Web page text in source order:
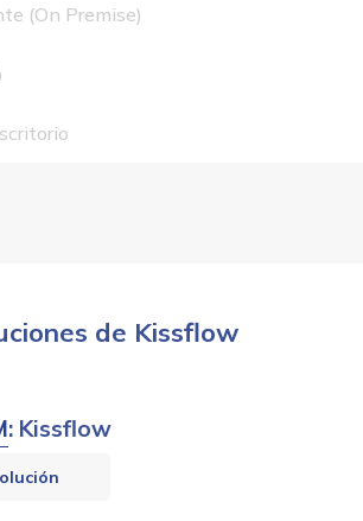
(On Premise)
de Kissflow
: Kissflow